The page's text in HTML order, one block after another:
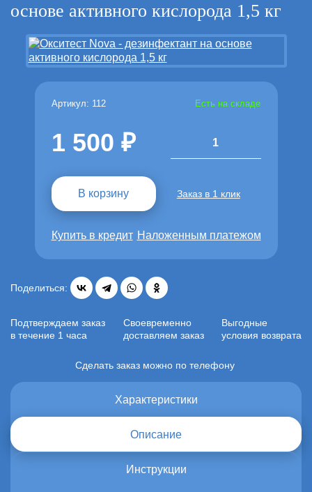
основе активного кислорода 1,5 кг
Артикул: 112 Есть на складе
1 500 1
В корзину Заказ в 1 клик
Купить в кредит Наложенным платежом
Поделиться:
Подтверждаем заказ
в течение 1 часа
Своевременно
доставляем заказ
Выгодные
условия возврата
Сделать заказ можно по телефону
Характеристики
Описание
Инструкции